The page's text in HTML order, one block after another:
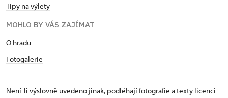
Tipy na výlety
MOHLO BY VÁS ZAJÍMAT
O hradu
Fotogalerie
Není-li výslovně uvedeno jinak, podléhají fotografie a texty licenci